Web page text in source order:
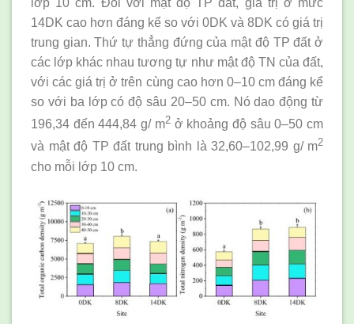
14DK cao hơn đáng kể so với 0DK và 8DK có giá trị
trung gian. Thứ tự thẳng đứng của mật độ TP đất ở
các lớp khác nhau tương tự như mật độ TN của đất,
với các giá trị ở trên cùng cao hơn 0–10 cm đáng kể
so với ba lớp có độ sâu 20–50 cm. Nó dao động từ
196,34 đến 444,84 g/ m2ở khoảng độ sâu 0–50 cm
và mật độ TP đất trung bình là 32,60–102,99 g/ m2
cho mỗi lớp 10 cm.